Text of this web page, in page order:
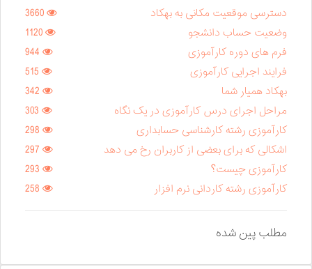
دسترسی موقعیت مکانی به بهکاد
وضعیت حساب دانشجو
فرم های دوره کارآموزی
فرایند اجرایی کارآموزی
بهکاد همیار شما
مراحل اجرای درس کارآموزی در یک نگاه
کارآموزی رشته کارشناسی حسابداری
اشکالی که برای بعضی از کاربران رخ می دهد
کارآموزی چیست؟
کارآموزی رشته کاردانی نرم افزار
مطلب پین شده